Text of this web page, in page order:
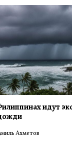
идут
Ахметов